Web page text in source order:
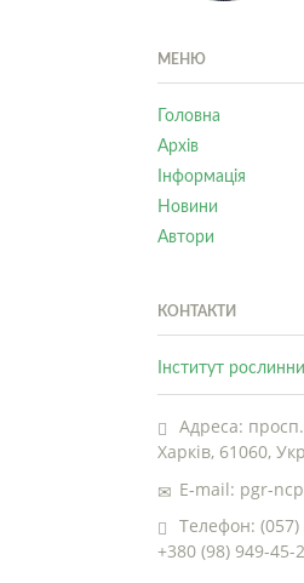
МЕНЮ
Головна
Архів
Інформація
Новини
Автори
КОНТАКТИ
Інститут
Адреса:
Харків, 61060,
E-mail: pgr-
Телефон:
+380 (98) 949-45-